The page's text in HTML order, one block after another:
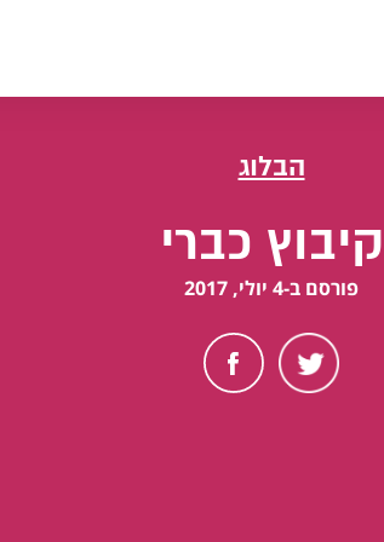
הבלוג
קיבוץ כברי
פורסם ב-4 יולי, 2017